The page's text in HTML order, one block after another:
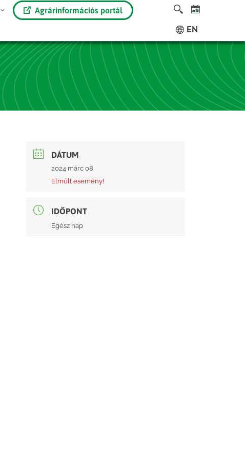
Agrárinformációs portál
EN
DÁTUM
2024 márc 08
Elmúlt esemény!
IDŐPONT
Egész nap